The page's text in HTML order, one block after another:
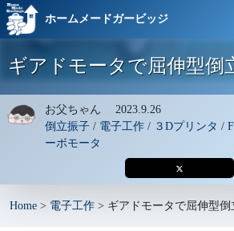
ホームメードガービッジ
ギアドモータで屈伸型倒
お父ちゃん 2023.9.26
倒立振子 / 電子工作 / ３Dプリンタ /
ーボモータ
Home > 電子工作 > ギアドモータで屈伸型倒